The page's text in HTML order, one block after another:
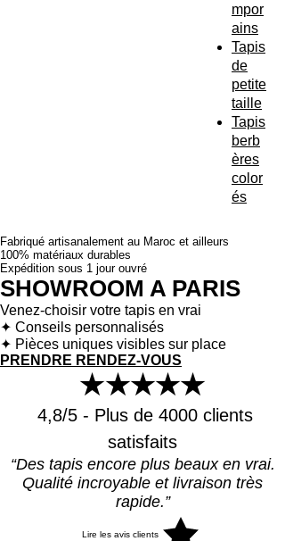
mpor
ains
Tapis
de
petite
taille
Tapis
berb
ères
color
és
Fabriqué artisanalement au Maroc et ailleurs
100% matériaux durables
Expédition sous 1 jour ouvré
SHOWROOM A PARIS
Venez-choisir votre tapis en vrai
✦ Conseils personnalisés
✦ Pièces uniques visibles sur place
PRENDRE RENDEZ-VOUS
★★★★★
4,8/5 - Plus de 4000 clients
satisfaits
“Des tapis encore plus beaux en vrai.
Qualité incroyable et livraison très
rapide.”
Lire les avis clients